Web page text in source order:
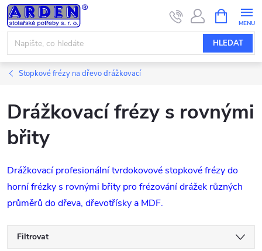
Přejít
na
obsah
HLEDAT
NÁKUPNÍ
KOŠÍK
Stopkové frézy na dřevo drážkovací
Drážkovací frézy s rovnými
břity
Drážkovací profesionální tvrdokovové stopkové frézy do
horní frézky s rovnými břity pro frézování drážek různých
průměrů do dřeva, dřevotřísky a MDF.
Filtrovat